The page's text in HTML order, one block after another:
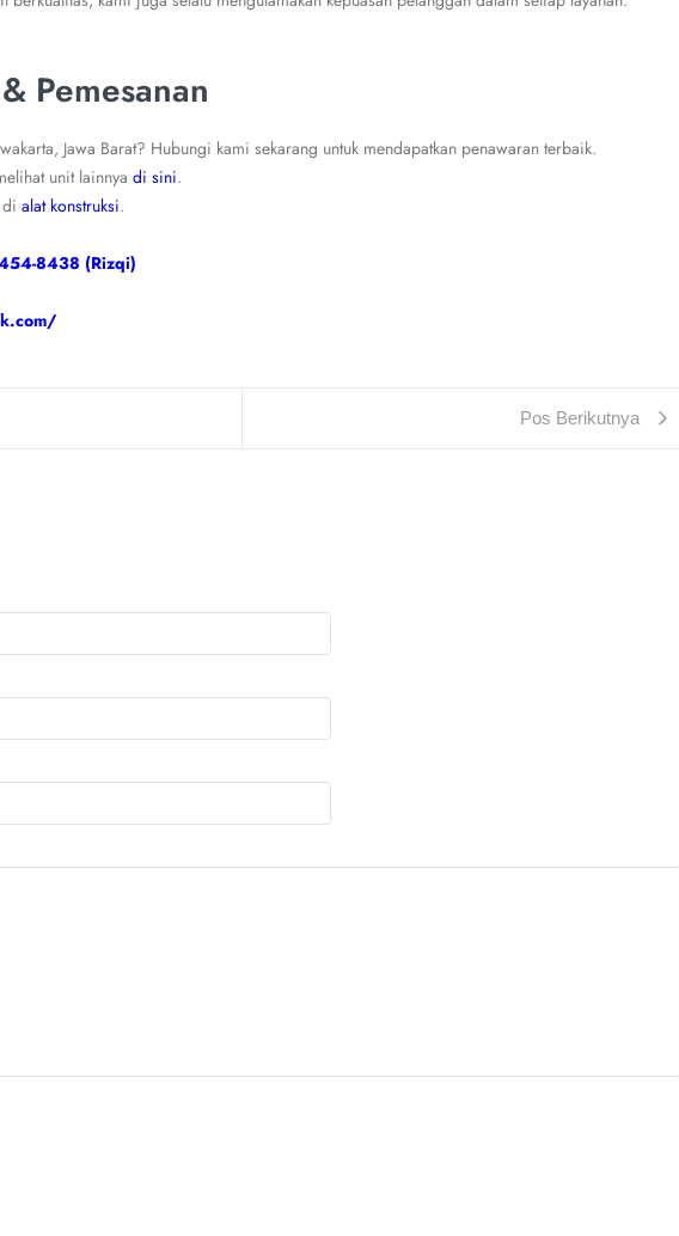
Pemesanan
Jawa Barat? Hubungi kami sekarang untuk mendapatkan penawaran terbaik.
unit lainnya di sini.
alat konstruksi.
8438 (Rizqi)
Pos Berikutnya